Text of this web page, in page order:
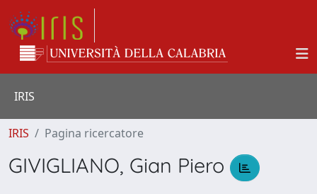
IRIS
IRIS Pagina ricercatore
GIVIGLIANO, Gian Piero